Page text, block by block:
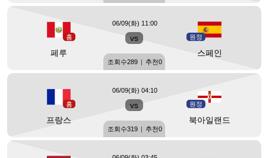
홈
페루
vs 원정
스페인
06/09(화) 11:00
조회수289 | 추천0
홈
프랑스
vs 원정
북아일랜드
06/09(화) 04:10
조회수319 | 추천0